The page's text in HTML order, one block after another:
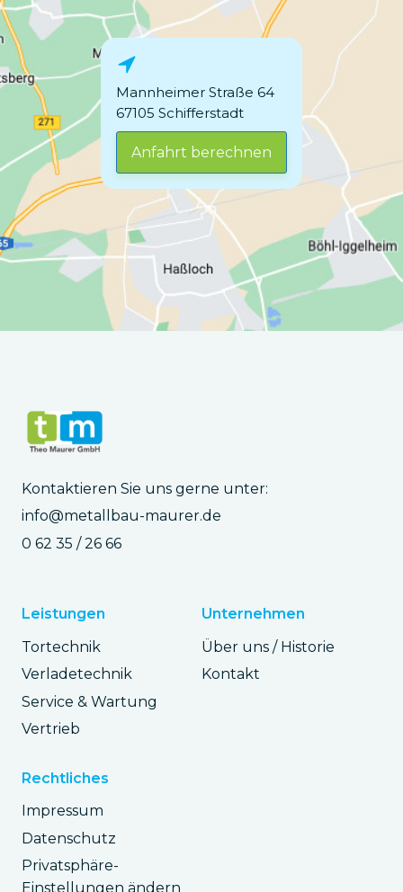
Mannheimer Straße 64
67105 Schifferstadt
Anfahrt berechnen
Kontaktieren Sie uns gerne unter:
info@metallbau-maurer.de
0 62 35 / 26 66
Leistungen
Tortechnik
Verladetechnik
Service & Wartung
Vertrieb
Unternehmen
Über uns / Historie
Kontakt
Rechtliches
Impressum
Datenschutz
Privatsphäre-
Einstellungen ändern